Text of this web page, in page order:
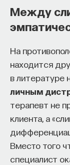
Между
На
находится
в литературе
личным
терапевт не
клиента, а
Вместо того
специалист